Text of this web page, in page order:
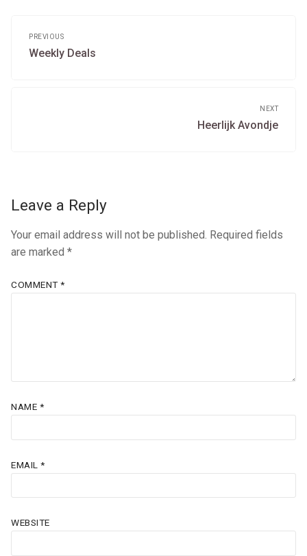
navigation
PREVIOUS
Previous
Weekly Deals
NEXT
Next
Heerlijk Avondje
Leave a Reply
Your email address will not be published. Required fields
are marked *
COMMENT*
NAME *
EMAIL *
WEBSITE